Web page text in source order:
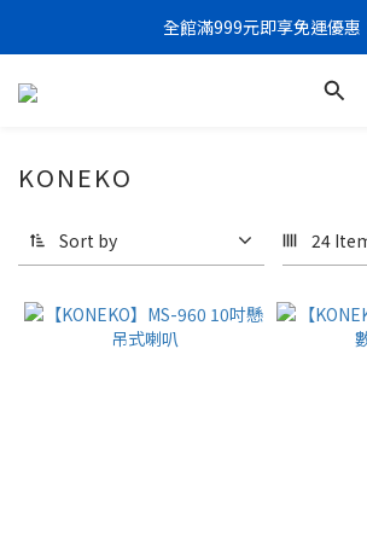
門市限定｜現金結帳不限金額
全館滿999元即享免運優惠
門市限定｜現金結帳不限金額
KONEKO
Sort by 24